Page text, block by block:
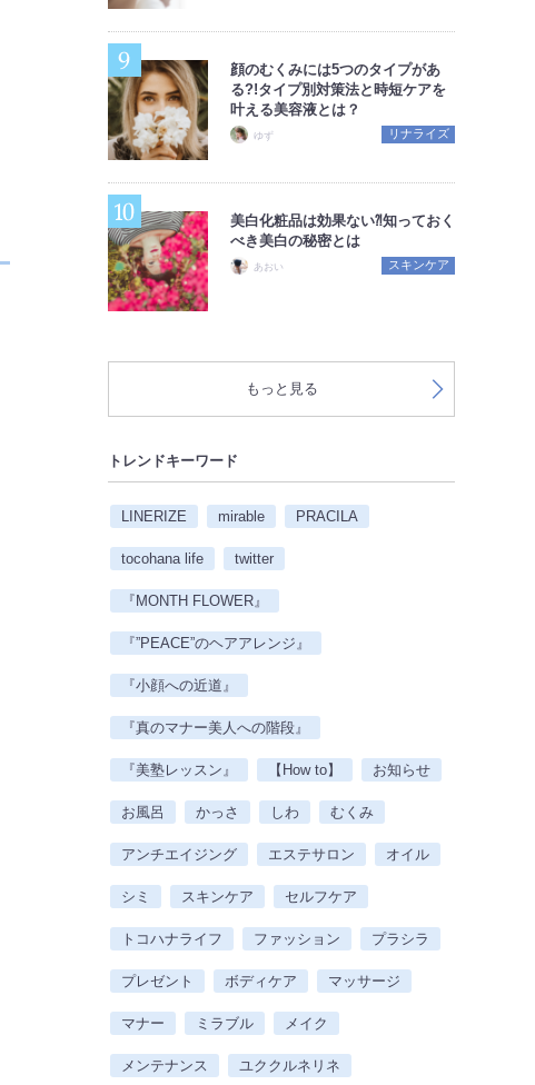
顔のむくみには5つのタイプがあ
る?!タイプ別対策法と時短ケアを
叶える美容液とは？
ゆず リナライズ
美白化粧品は効果ない⁈知っておく
べき美白の秘密とは
あおい スキンケア
もっと見る
トレンドキーワード
LINERIZE mirable PRACILA
tocohana life twitter
『MONTH FLOWER』
『”PEACE”のヘアアレンジ』
『小顔への近道』
『真のマナー美人への階段』
『美塾レッスン』 【How to】 お知らせ
お風呂 かっさ しわ むくみ
アンチエイジング エステサロン オイル
シミ スキンケア セルフケア
トコハナライフ ファッション プラシラ
プレゼント ボディケア マッサージ
マナー ミラブル メイク
メンテナンス ユククルネリネ